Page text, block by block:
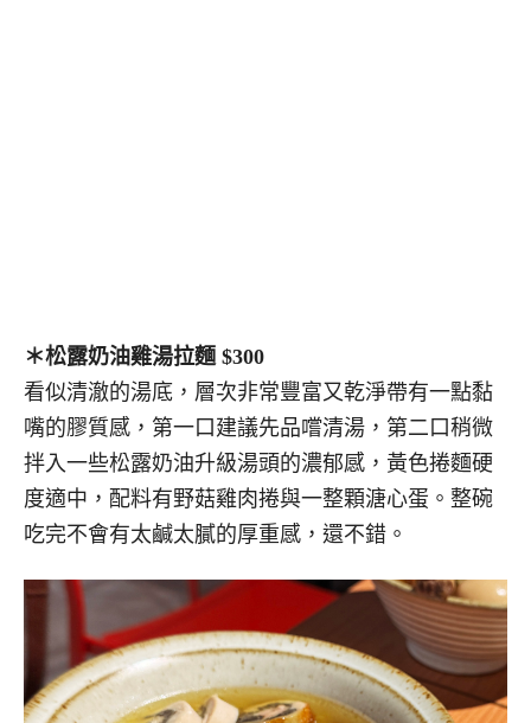
＊松露奶油雞湯拉麵 $300
看似清澈的湯底，層次非常豐富又乾淨帶有一點黏
嘴的膠質感，第一口建議先品嚐清湯，第二口稍微
拌入一些松露奶油升級湯頭的濃郁感，黃色捲麵硬
度適中，配料有野菇雞肉捲與一整顆溏心蛋。整碗
吃完不會有太鹹太膩的厚重感，還不錯。